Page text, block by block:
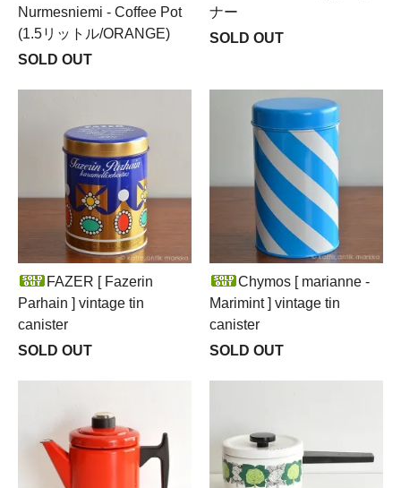
Nurmesniemi - Coffee Pot
(1.5リットル/ORANGE)
SOLD OUT
ナー
SOLD OUT
FAZER [ Fazerin
Parhain ] vintage tin
canister
SOLD OUT
Chymos [ marianne -
Marimint ] vintage tin
canister
SOLD OUT